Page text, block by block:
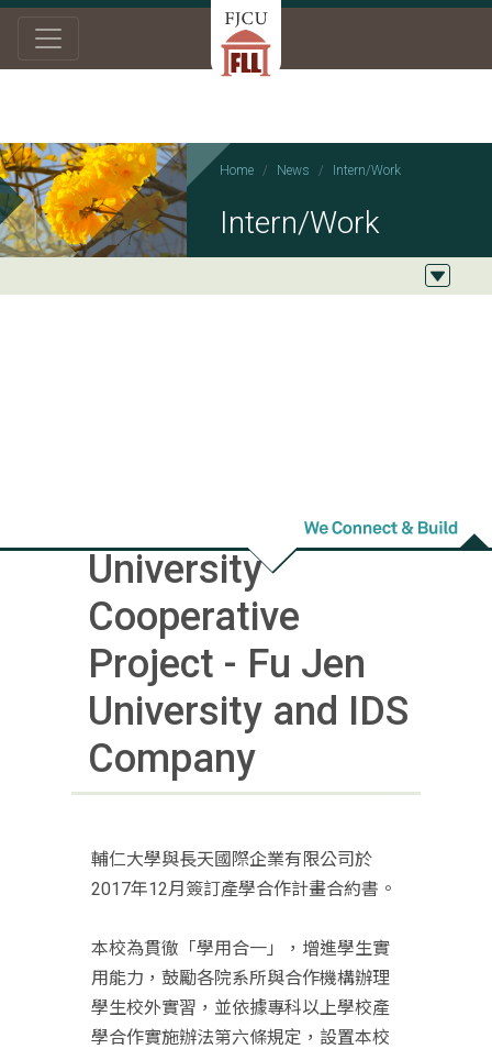
Home News Intern/Work
Intern/Work
University
Cooperative
Project - Fu Jen
University and IDS
Company
輔仁大學與長天國際企業有限公司於
2017年12月簽訂產學合作計畫合約書。
本校為貫徹「學用合一」，增進學生實
用能力，鼓勵各院系所與合作機構辦理
學生校外實習，並依據專科以上學校產
學合作實施辦法第六條規定，設置本校